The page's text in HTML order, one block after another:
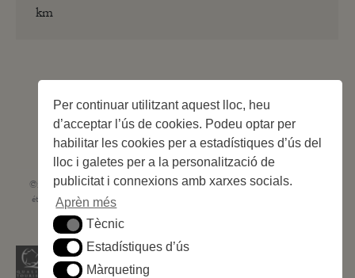
Per continuar utilitzant aquest lloc, heu
d’acceptar l’ús de cookies. Podeu optar per
habilitar les cookies per a estadístiques d’ús del
lloc i galetes per a la personalització de
publicitat i connexions amb xarxes socials.
Aprèn més
TècnicTècnic
Estadístiques d’ús
Estadístiques d’ús
MàrquetingMàrqueting
km
1 2 3 →
©2023 Les Criques de Porteils | SIRET: 539 925 636 00026 - Classement 5
étoiles Tourisme N° C66-001852-002 du 5 août 2021 - 247 Emplacements